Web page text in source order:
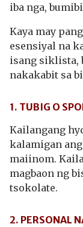
iba nga,
Kaya may
esensiyal na
isang siklista,
nakakabit sa
1. TUBIG O
Kailangang
kalamigan
maiinom.
magbaon ng
tsokolate.
2. PERSONAL